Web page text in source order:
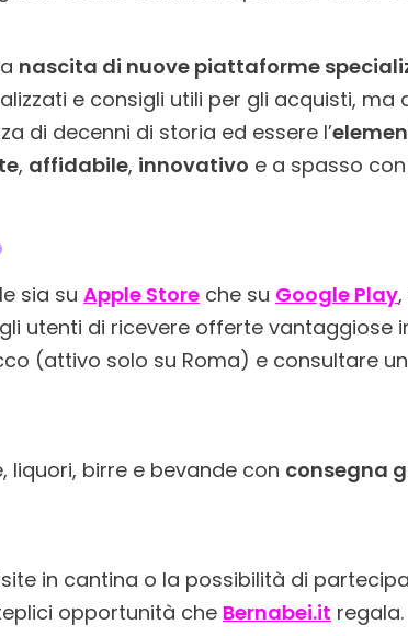
nascita di nuove piattaforme
e consigli utili per gli acquisti, ma
di decenni di storia ed essere l’
, affidabile, innovativo e a spasso
sia su Apple Store che su Google Play
utenti di ricevere offerte vantaggiose
(attivo solo su Roma) e consultare un
liquori, birre e bevande con consegna
in cantina o la possibilità di
opportunità che Bernabei.it regala.